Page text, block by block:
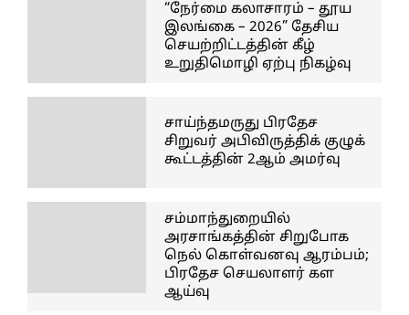
“நேர்மை கலாசாரம் – தூய
இலங்கை – 2026” தேசிய
செயற்றிட்டத்தின் கீழ்
உறுதிமொழி ஏற்பு நிகழ்வு
சாய்ந்தமருது பிரதேச
சிறுவர் அபிவிருத்திக் குழுக்
கூட்டத்தின் 2ஆம் அமர்வு
சம்மாந்துறையில்
அரசாங்கத்தின் சிறுபோக
நெல் கொள்வனவு ஆரம்பம்;
பிரதேச செயலாளர் கள
ஆய்வு